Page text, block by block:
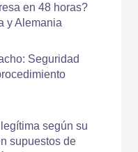
en 48 horas?
y Alemania
Seguridad
según su
supuestos de